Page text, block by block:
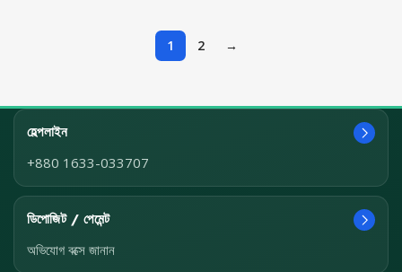
1 2 →
হেল্পলাইন
+880 1633-033707
ডিপোজিট / পেমেন্ট
অভিযোগ বক্সে জানান